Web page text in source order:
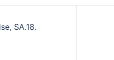
SA.18.